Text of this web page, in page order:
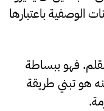
الوصفية باعتبارها
فهو ببساطة
هو تبني طريقة